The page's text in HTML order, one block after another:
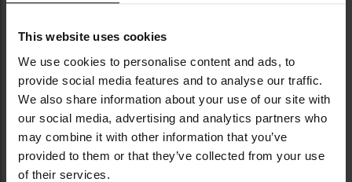
This website uses cookies
We use cookies to personalise content and ads, to
provide social media features and to analyse our traffic.
We also share information about your use of our site with
our social media, advertising and analytics partners who
may combine it with other information that you’ve
provided to them or that they’ve collected from your use
of their services.
szkło szafirowe
wodoodporność 30 ATM
lekka konstrukcja
bezel nurkowy
zakręcana koronka
wytrzymała bransoleta